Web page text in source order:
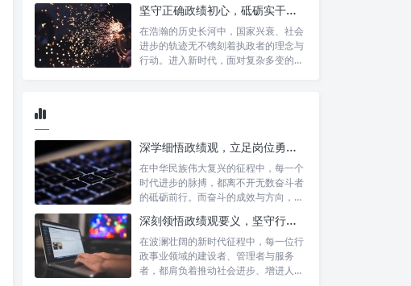
坚守正确政绩初心，砥砺实干担当精神：新时代高质量发展的核心引擎
在浩瀚的历史长河中，国家兴衰、社会
进步的轨迹无不镌刻着执政者的理念与
行动。进入新时代，面对复杂多变的国
深学细悟政绩观，立足岗位勇争先：新时代奋斗者的思想指引与实践航标
在中华民族伟大复兴的征程中，每一个
时代进步的脉搏，都离不开无数奋斗者
的砥砺前行。而奋斗的成效与方向，又
深刻领悟政绩观要义，坚守行政事业初心：新时代公仆的责任与担当
在波澜壮阔的新时代征程中，每一位行
政事业领域的建设者、管理者与服务
者，都肩负着推动社会进步、增进人民